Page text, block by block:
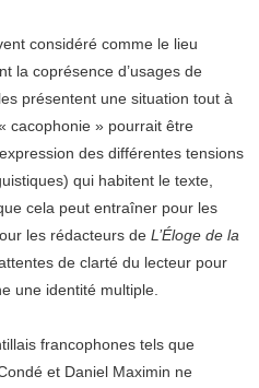
considéré comme le lieu
la coprésence d’usages de
présentent une situation tout à
cacophonie » pourrait être
des différentes tensions
qui habitent le texte,
cela peut entraîner pour les
les rédacteurs de L’Éloge de la
de clarté du lecteur pour
une identité multiple.
francophones tels que
et Daniel Maximin ne